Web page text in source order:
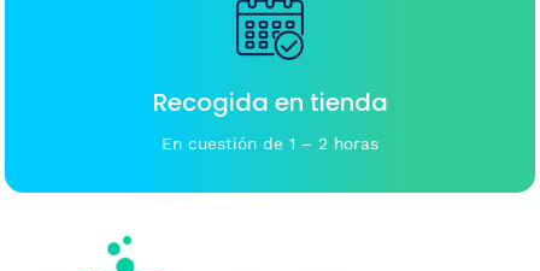
Recogida en tienda
En cuestión de 1 – 2 horas